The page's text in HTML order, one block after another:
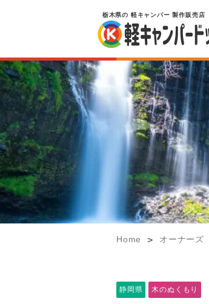
栃木県の 軽キャンパー 製作販売店
Home > オーナーズ
静岡県 木のぬくもり